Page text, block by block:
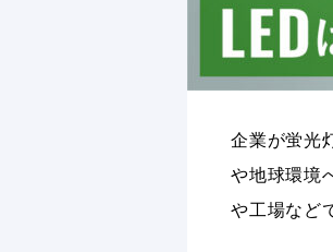
企業が蛍光
や地球環境
や工場など